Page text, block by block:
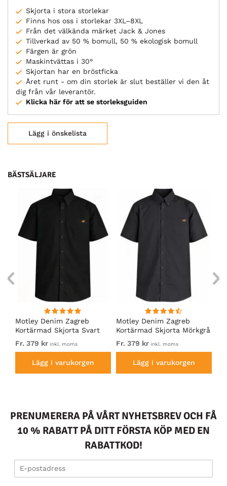
Skjorta i stora storlekar
Finns hos oss i storlekar 3XL–8XL
Från det välkända märket Jack & Jones
Tillverkad av 50 % bomull, 50 % ekologisk bomull
Färgen är grön
Maskintvättas i 30°
Skjortan har en bröstficka
Året runt - om din storlek är slut beställer vi den åt
dig från vår leverantör.
Klicka här för att se storleksguiden
Lägg i önskelista
BÄSTSÄLJARE
Motley Denim Zagreb
Kortärmad Skjorta Svart
Fr. 379 kr inkl. moms
Lägg i varukorgen
Motley Denim Zagreb
Kortärmad Skjorta Mörkgrå
Fr. 379 kr inkl. moms
Lägg i varukorgen
PRENUMERERA PÅ VÅRT NYHETSBREV OCH FÅ
10 % RABATT PÅ DITT FÖRSTA KÖP MED EN
RABATTKOD!